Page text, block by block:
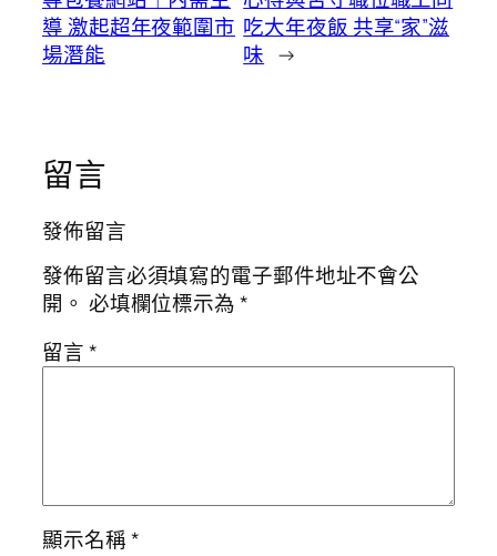
導 激起超年夜範圍市
場潛能
吃大年夜飯 共享“家”滋
味 →
留言
發佈留言
發佈留言必須填寫的電子郵件地址不會公
開。 必填欄位標示為*
留言*
顯示名稱*